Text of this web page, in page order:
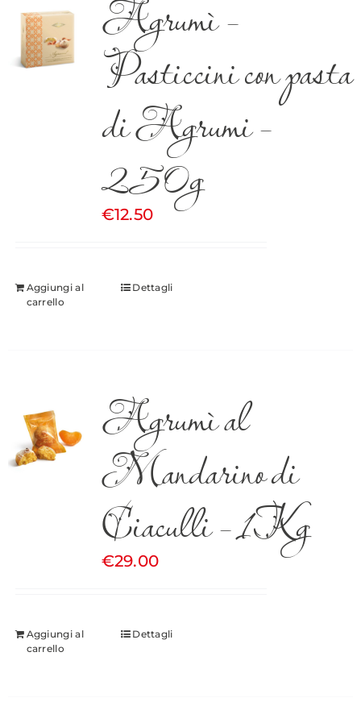
Agrumì –
Pasticcini con pasta
di Agrumi –
250g
€12.50
Aggiungi al
carrello
Dettagli
Agrumì al
Mandarino di
Ciaculli – 1Kg
€29.00
Aggiungi al
carrello
Dettagli